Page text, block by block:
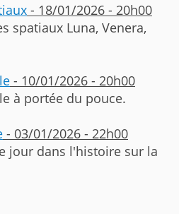
- 18/01/2026 - 20h00
spatiaux Luna, Venera,
- 10/01/2026 - 20h00
à portée du pouce.
- 03/01/2026 - 22h00
jour dans l'histoire sur la